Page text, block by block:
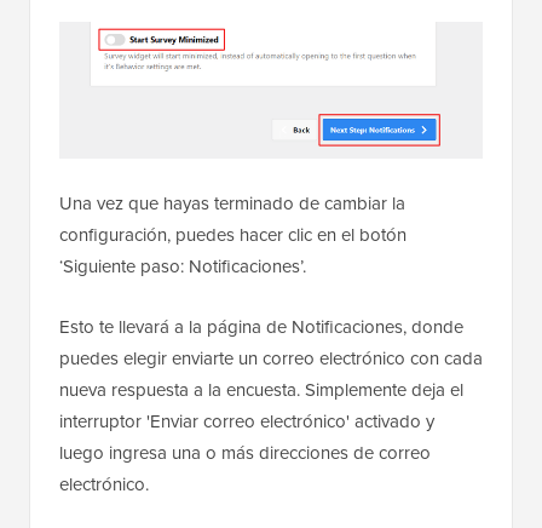
Una vez que hayas terminado de cambiar la
configuración, puedes hacer clic en el botón
‘Siguiente paso: Notificaciones’.
Esto te llevará a la página de Notificaciones, donde
puedes elegir enviarte un correo electrónico con cada
nueva respuesta a la encuesta. Simplemente deja el
interruptor 'Enviar correo electrónico' activado y
luego ingresa una o más direcciones de correo
electrónico.